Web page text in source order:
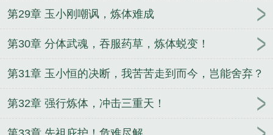
第29章 玉小刚嘲讽，炼体难成
第30章 分体武魂，吞服药草，炼体蜕变！
第31章 玉小恒的决断，我苦苦走到而今，岂能舍弃？
第32章 强行炼体，冲击三重天！